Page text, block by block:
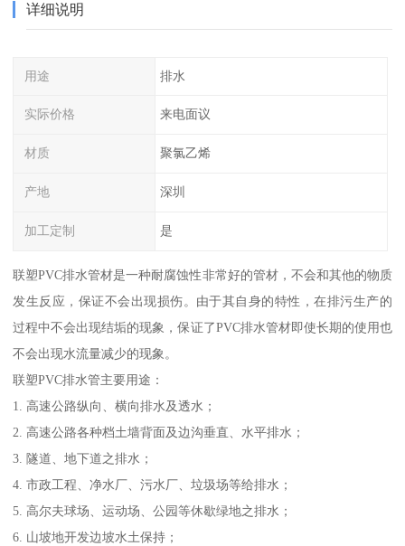
详细说明
用途 排水
实际价格 来电面议
材质 聚氯乙烯
产地 深圳
加工定制 是
联塑PVC排水管材是一种耐腐蚀性非常好的管材，不会和其他的物质
发生反应，保证不会出现损伤。由于其自身的特性，在排污生产的
过程中不会出现结垢的现象，保证了PVC排水管材即使长期的使用也
不会出现水流量减少的现象。
联塑PVC排水管主要用途：
1. 高速公路纵向、横向排水及透水；
2. 高速公路各种档土墙背面及边沟垂直、水平排水；
3. 隧道、地下道之排水；
4. 市政工程、净水厂、污水厂、垃圾场等给排水；
5. 高尔夫球场、运动场、公园等休歇绿地之排水；
6. 山坡地开发边坡水土保持；